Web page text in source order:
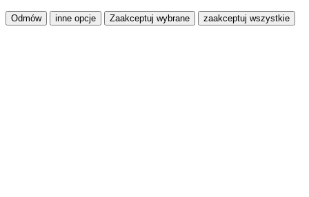
Odmów inne opcje Zaakceptuj wybrane zaakceptuj wszystkie